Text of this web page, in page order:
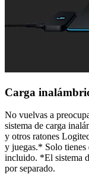
Carga
No vuelvas a
sistema de carga
y otros ratones
y juegas.* Solo
incluido. *El sistema
por separado.